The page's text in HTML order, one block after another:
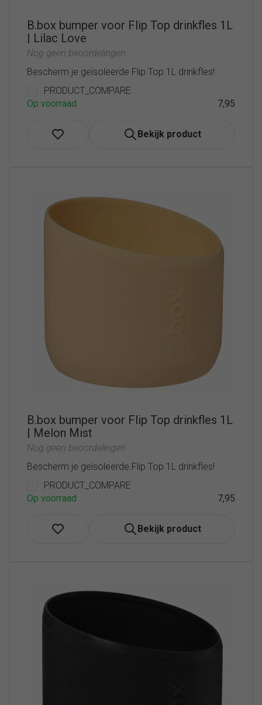
B.box bumper voor Flip Top drinkfles 1L
| Lilac Love
Nog geen beoordelingen
Bescherm je geïsoleerde Flip Top 1L drinkfles!
PRODUCT_COMPARE
Op voorraad
7,95
Bekijk product
B.box bumper voor Flip Top drinkfles 1L
| Melon Mist
Nog geen beoordelingen
Bescherm je geïsoleerde Flip Top 1L drinkfles!
PRODUCT_COMPARE
Op voorraad
7,95
Bekijk product